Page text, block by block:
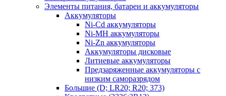
Элементы питания, батареи и аккумуляторы
Аккумуляторы
Ni-Cd аккумуляторы
Ni-MH аккумуляторы
Ni-Zn аккумуляторы
Аккумуляторы дисковые
Литиевые аккумуляторы
Предзаряженные аккумуляторы с
низким саморазрядом
Большие (D; LR20; R20; 373)